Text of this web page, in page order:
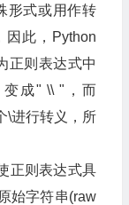
形式或用作转
因此，Python
正则表达式中
成" \\ "，而
\进行转义，所
正则表达式具
始字符串(raw